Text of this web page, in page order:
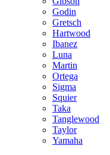
Godin
Gretsch
Hartwood
Ibanez
Luna
Martin
Ortega
Sigma
Squier
Taka
Tanglewood
Taylor
Yamaha